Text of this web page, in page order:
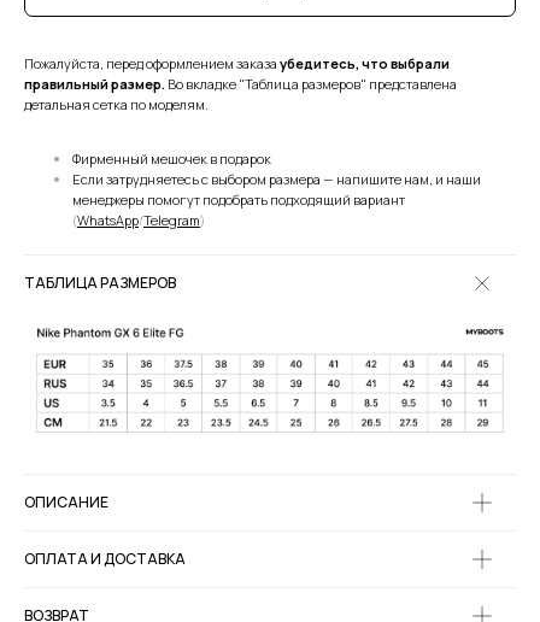
Пожалуйста, перед оформлением заказа убедитесь, что выбрали
правильный размер. Во вкладке "Таблица размеров" представлена
детальная сетка по моделям.
Фирменный мешочек в подарок
Если затрудняетесь с выбором размера — напишите нам, и наши
менеджеры помогут подобрать подходящий вариант
(WhatsApp/Telegram)
ТАБЛИЦА РАЗМЕРОВ
ОПИСАНИЕ
ОПЛАТА И ДОСТАВКА
ВОЗВРАТ